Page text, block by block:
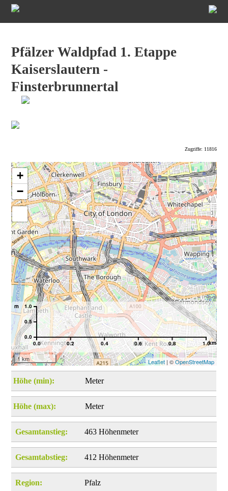
Pfälzer Waldpfad 1. Etappe
Kaiserslautern -
Finsterbrunnertal
Zugriffe: 11816
+
−
0.0 0.2 0.4 0.6 0.8 1.0km
0.0
0.5
1.0
m
1 km Leaflet| ©OpenStreetMap
Höhe (min): Meter
Höhe (max): Meter
Gesamtanstieg: 463 Höhenmeter
Gesamtabstieg: 412 Höhenmeter
Region: Pfalz